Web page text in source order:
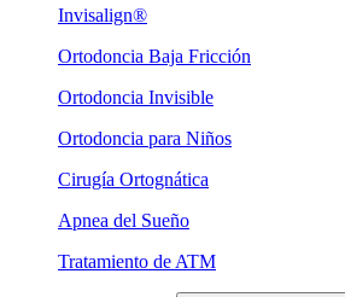
Invisalign®
Ortodoncia Baja Fricción
Ortodoncia Invisible
Ortodoncia para Niños
Cirugía Ortognática
Apnea del Sueño
Tratamiento de ATM